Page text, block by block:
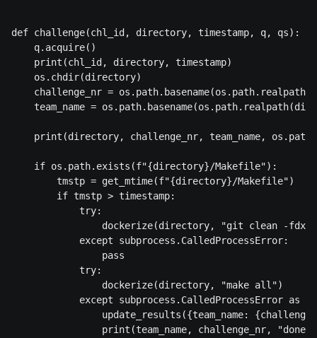
def challenge(chl_id, directory, timestamp, q, qs):
    q.acquire()
    print(chl_id, directory, timestamp)
    os.chdir(directory)
challenge_nr =
team_name =
print(directory, challenge_nr, team_name,
    if os.path.exists(f"{directory}/Makefile"):
        tmstp = get_mtime(f"{directory}/Makefile")
        if tmstp > timestamp:
            try:
                dockerize(directory, "git clean -fdx")
            except subprocess.CalledProcessError:
                pass
            try:
                dockerize(directory, "make all")
            except subprocess.CalledProcessError as e:
update_results({team_name:
print(team_name, challenge_nr, "done